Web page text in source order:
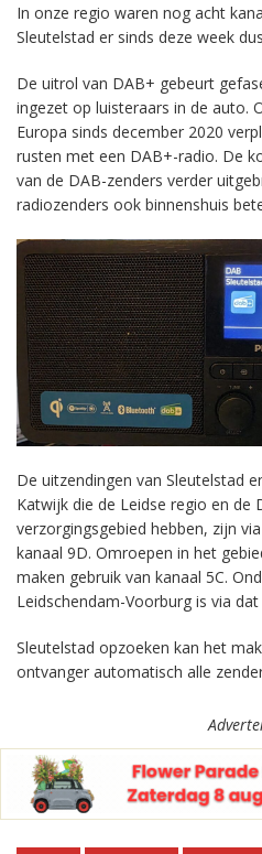
In onze regio waren nog acht
Sleutelstad er sinds deze week
De uitrol van DAB+ gebeurt
ingezet op luisteraars in de auto.
Europa sinds december 2020
rusten met een DAB+-radio. De
van de DAB-zenders verder
radiozenders ook binnenshuis
De uitzendingen van Sleutelstad
Katwijk die de Leidse regio en de
verzorgingsgebied hebben, zijn
kanaal 9D. Omroepen in het
maken gebruik van kanaal 5C.
Leidschendam-Voorburg is via
Sleutelstad opzoeken kan het
ontvanger automatisch alle